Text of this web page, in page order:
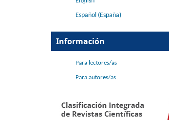
Español (España)
Información
Para lectores/as
Para autores/as